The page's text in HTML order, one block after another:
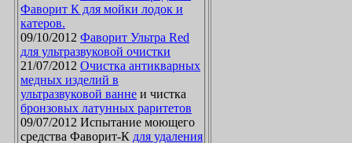
Фаворит К для мойки лодок и
катеров.
09/10/2012 Фаворит Ультра Red
для ультразвуковой очистки
21/07/2012 Очистка антикварных
медных изделий в
ультразвуковой ванне и чистка
бронзовых латунных раритетов
09/07/2012 Испытание моющего
средства Фаворит-К для удаления